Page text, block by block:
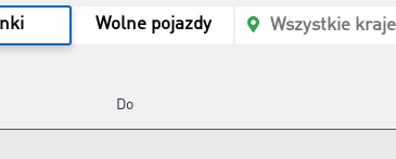
Wolne pojazdy
Do